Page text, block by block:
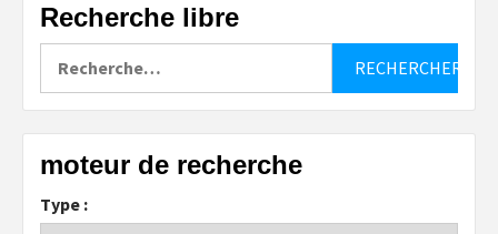
Recherche libre
moteur de recherche
Type :